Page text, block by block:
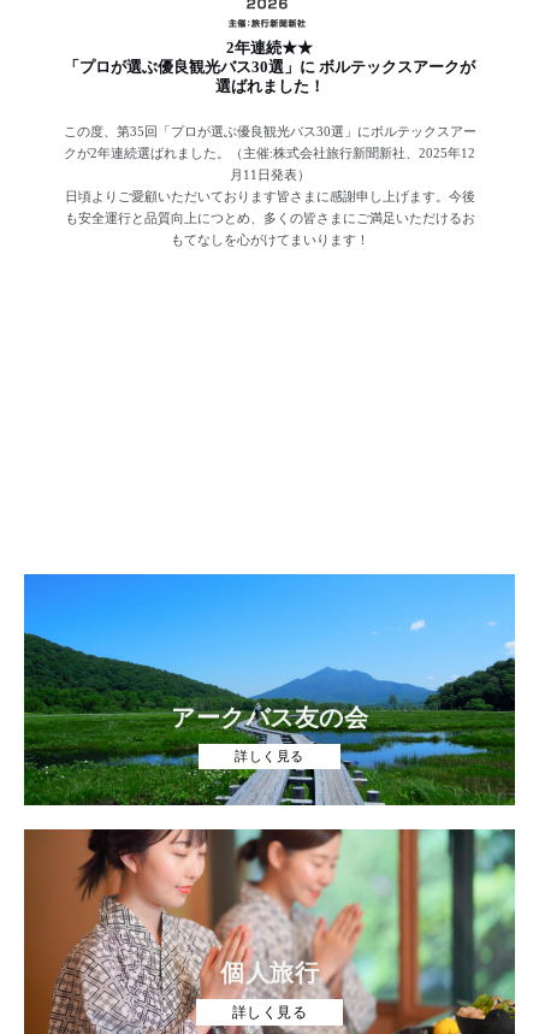
2年連続★★
「プロが選ぶ優良観光バス30選」に ボルテックスアークが
選ばれました！
この度、第35回「プロが選ぶ優良観光バス30選」にボルテックスアー
クが2年連続選ばれました。（主催:株式会社旅行新聞新社、2025年12
月11日発表）
日頃よりご愛顧いただいております皆さまに感謝申し上げます。今後
も安全運行と品質向上につとめ、多くの皆さまにご満足いただけるお
もてなしを心がけてまいります！
アークバス友の会
詳しく見る
個人旅行
詳しく見る